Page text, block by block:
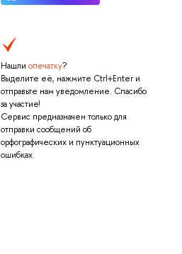
Нашли опечатку?
Выделите её, нажмите Ctrl+Enter и
отправьте нам уведомление. Спасибо
за участие!
Сервис предназначен только для
отправки сообщений об
орфографических и пунктуационных
ошибках.